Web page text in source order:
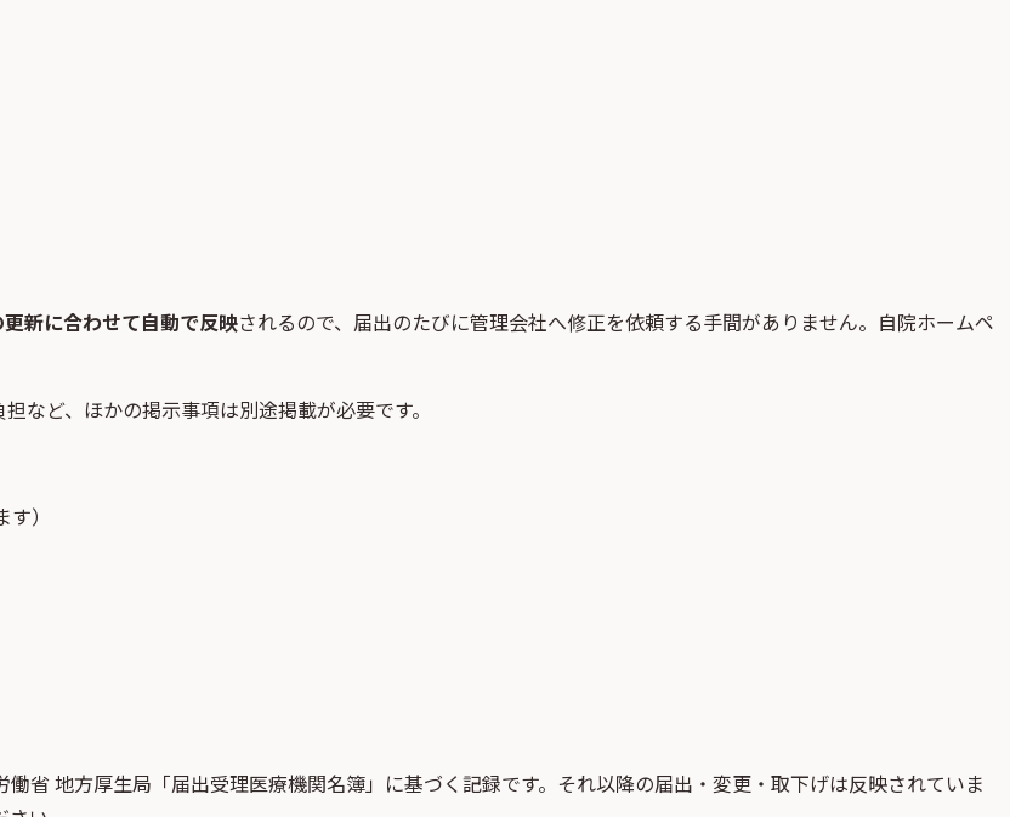
新に合わせて自動で反映されるので、届出のたびに管理会社へ修正を依頼する手間がありません。自院ホームペ
など、ほかの掲示事項は別途掲載が必要です。
）
働省 地方厚生局「届出受理医療機関名簿」 に基づく記録です。それ以降の届出・変更・取下げは反映されていま